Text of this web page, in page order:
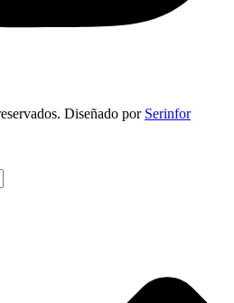
Diseñado por Serinfor